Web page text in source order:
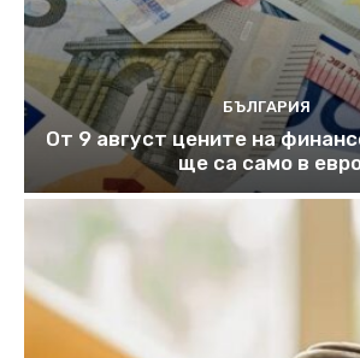
БЪЛГАРИЯ
От 9 август цените на
ще са само в